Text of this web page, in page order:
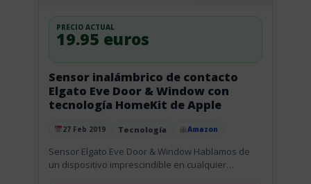
Publicado el
27 Feb 2019 Tecnología Amazon
Sensor inalámbrico de contacto
Elgato Eve Door & Window con
tecnología HomeKit de Apple
PRECIO ACTUAL
19.95 euros
Sensor Elgato Eve Door & Window Hablamos de
un dispositivo imprescindible en cualquier